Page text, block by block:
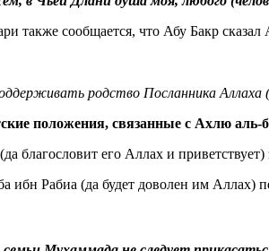
также сообщается, что Абу Бакр
родство Посланника
положения, связанные с Ахлю аль-
благословит его Аллах и
ибн Рабиа (да будет доволен им Аллах)